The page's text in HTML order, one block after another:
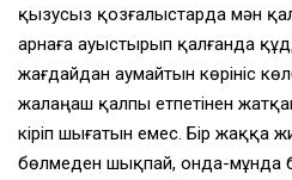
қызусыз қозғалыстарда мән
арнаға ауыстырып қалғанда
жағдайдан аумайтын көрiнiс
жалаңаш қалпы етпетiнен
кiрiп шығатын емес. Бiр жаққа
бөлмеден шықпай, онда-мұнда